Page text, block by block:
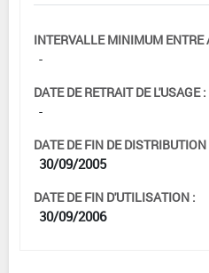
INTERVALLE MINIMUM ENTRE
-
DATE DE RETRAIT DE L'USAGE :
-
DATE DE FIN DE DISTRIBUTION
30/09/2005
DATE DE FIN D'UTILISATION :
30/09/2006